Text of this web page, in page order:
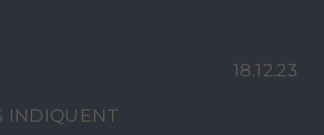
18.12.23
INDIQUENT